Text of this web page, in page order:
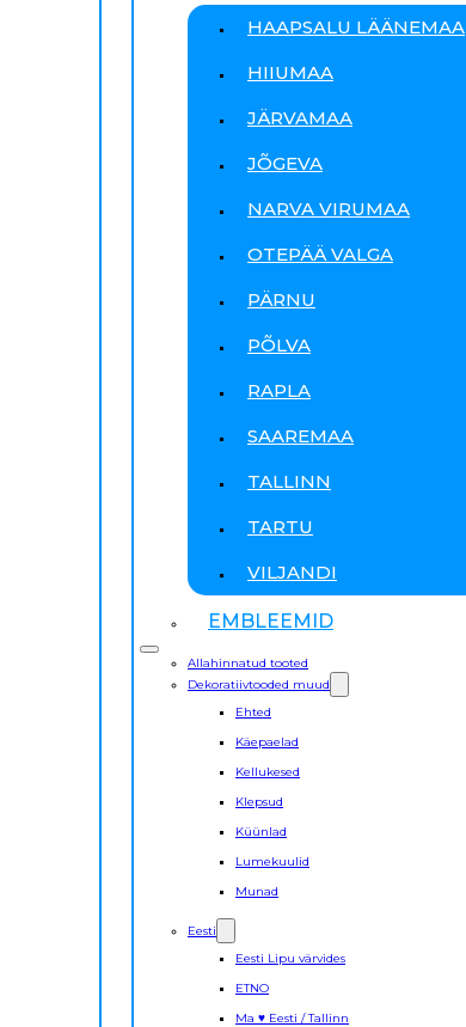
HAAPSALU LÄÄNEMAA
HIIUMAA
JÄRVAMAA
JÕGEVA
NARVA VIRUMAA
OTEPÄÄ VALGA
PÄRNU
PÕLVA
RAPLA
SAAREMAA
TALLINN
TARTU
VILJANDI
EMBLEEMID
Allahinnatud tooted
Dekoratiivtooded muud
Ehted
Käepaelad
Kellukesed
Klepsud
Küünlad
Lumekuulid
Munad
Eesti
Eesti Lipu värvides
ETNO
Ma ♥ Eesti / Tallinn